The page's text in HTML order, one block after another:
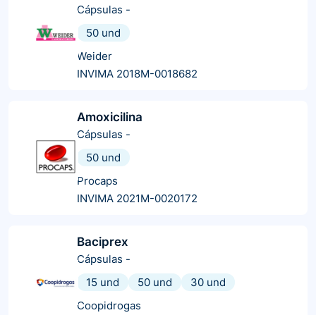
Cápsulas -
50 und
Weider
INVIMA 2018M-0018682
Amoxicilina
Cápsulas -
50 und
Procaps
INVIMA 2021M-0020172
Baciprex
Cápsulas -
15 und
50 und
30 und
Coopidrogas